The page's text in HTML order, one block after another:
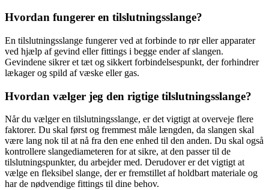
Hvordan fungerer en tilslutningsslange?
En tilslutningsslange fungerer ved at forbinde to rør eller apparater
ved hjælp af gevind eller fittings i begge ender af slangen.
Gevindene sikrer et tæt og sikkert forbindelsespunkt, der forhindrer
lækager og spild af væske eller gas.
Hvordan vælger jeg den rigtige tilslutningsslange?
Når du vælger en tilslutningsslange, er det vigtigt at overveje flere
faktorer. Du skal først og fremmest måle længden, da slangen skal
være lang nok til at nå fra den ene enhed til den anden. Du skal også
kontrollere slangediameteren for at sikre, at den passer til de
tilslutningspunkter, du arbejder med. Derudover er det vigtigt at
vælge en fleksibel slange, der er fremstillet af holdbart materiale og
har de nødvendige fittings til dine behov.